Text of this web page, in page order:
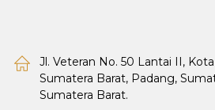
Jl. Veteran No. 50 Lantai II,
Sumatera Barat, Padang,
Sumatera Barat.